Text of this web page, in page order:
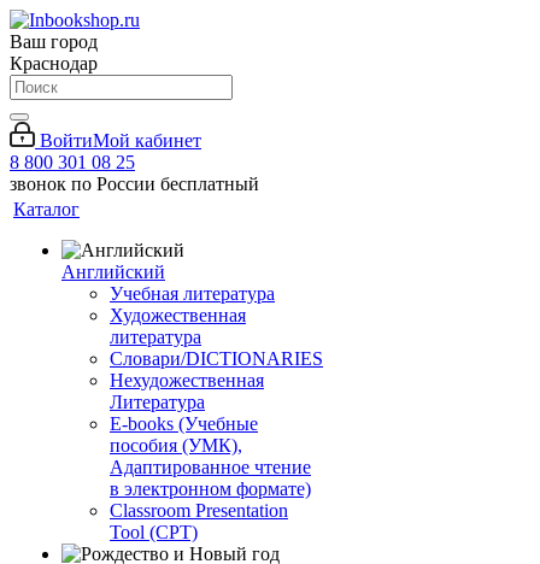
Ваш город
Краснодар
ВойтиМой кабинет
8 800 301 08 25
звонок по России бесплатный
Каталог
Английский
Учебная литература
Художественная
литература
Словари/DICTIONARIES
Нехудожественная
Литература
E-books (Учебные
пособия (УМК),
Адаптированное чтение
в электронном формате)
Classroom Presentation
Tool (CPT)